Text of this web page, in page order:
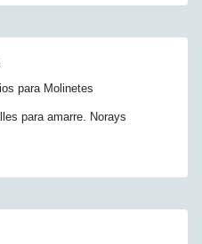
para Molinetes
para amarre. Norays